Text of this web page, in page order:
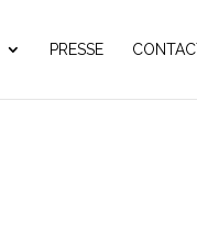
PRESSE